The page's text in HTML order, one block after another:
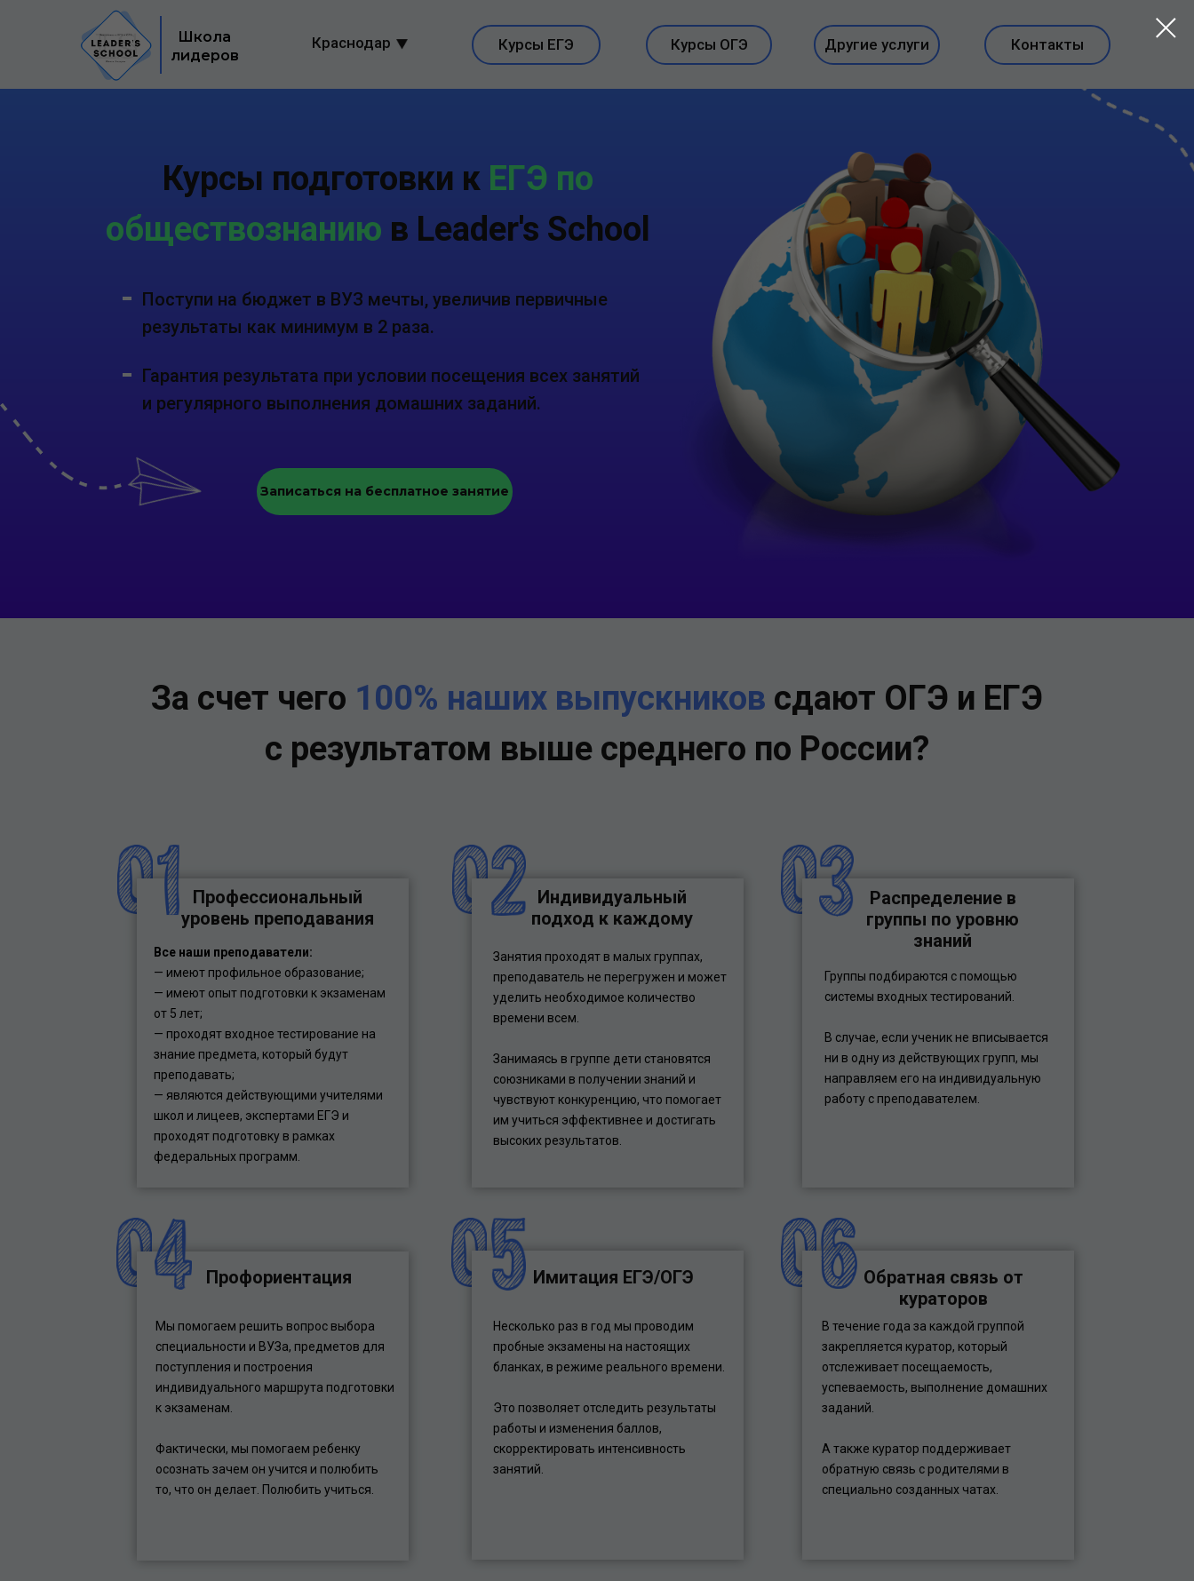
Школа
лидеров
Курсы ЕГЭ Курсы ОГЭ Другие услуги
Краснодар Контакты
Курсы подготовки к ЕГЭ по
обществознанию в Leader's School
Гарантия результата при условии посещения всех занятий
и регулярного выполнения домашних заданий.
Записаться на бесплатное занятие
Поступи на бюджет в ВУЗ мечты, увеличив первичные
результаты как минимум в 2 раза.
За счет чего 100% наших выпускников сдают ОГЭ и ЕГЭ
с результатом выше среднего по России?
Профессиональный
уровень преподавания
Все наши преподаватели:
— имеют профильное образование;
— имеют опыт подготовки к экзаменам
от 5 лет;
— проходят входное тестирование на
знание предмета, который будут
преподавать;
— являются действующими учителями
школ и лицеев, экспертами ЕГЭ и
проходят подготовку в рамках
федеральных программ.
Индивидуальный
подход к каждому
Занятия проходят в малых группах,
преподаватель не перегружен и может
уделить необходимое количество
времени всем.
Занимаясь в группе дети становятся
союзниками в получении знаний и
чувствуют конкуренцию, что помогает
им учиться эффективнее и достигать
высоких результатов.
Распределение в
группы по уровню
знаний
Группы подбираются с помощью
системы входных тестирований.
В случае, если ученик не вписывается
ни в одну из действующих групп, мы
направляем его на индивидуальную
работу с преподавателем.
Профориентация
Мы помогаем решить вопрос выбора
специальности и ВУЗа, предметов для
поступления и построения
индивидуального маршрута подготовки
к экзаменам.
Фактически, мы помогаем ребенку
осознать зачем он учится и полюбить
то, что он делает. Полюбить учиться.
Имитация ЕГЭ/ОГЭ
Несколько раз в год мы проводим
пробные экзамены на настоящих
бланках, в режиме реального времени.
Это позволяет отследить результаты
работы и изменения баллов,
скорректировать интенсивность
занятий.
Обратная связь от
кураторов
В течение года за каждой группой
закрепляется куратор, который
отслеживает посещаемость,
успеваемость, выполнение домашних
заданий.
А также куратор поддерживает
обратную связь с родителями в
специально созданных чатах.